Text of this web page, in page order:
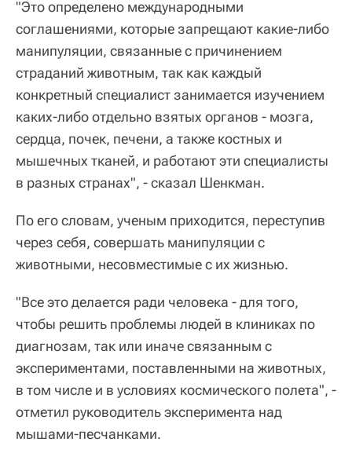
"Это определено международными
соглашениями, которые запрещают какие-либо
манипуляции, связанные с причинением
страданий животным, так как каждый
конкретный специалист занимается изучением
каких-либо отдельно взятых органов - мозга,
сердца, почек, печени, а также костных и
мышечных тканей, и работают эти специалисты
в разных странах", - сказал Шенкман.
По его словам, ученым приходится, переступив
через себя, совершать манипуляции с
животными, несовместимые с их жизнью.
"Все это делается ради человека - для того,
чтобы решить проблемы людей в клиниках по
диагнозам, так или иначе связанным с
экспериментами, поставленными на животных,
в том числе и в условиях космического полета", -
отметил руководитель эксперимента над
мышами-песчанками.